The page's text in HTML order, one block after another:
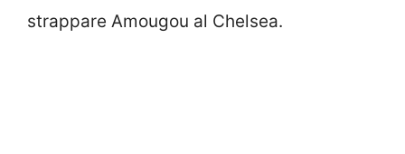
strappare Amougou al Chelsea.